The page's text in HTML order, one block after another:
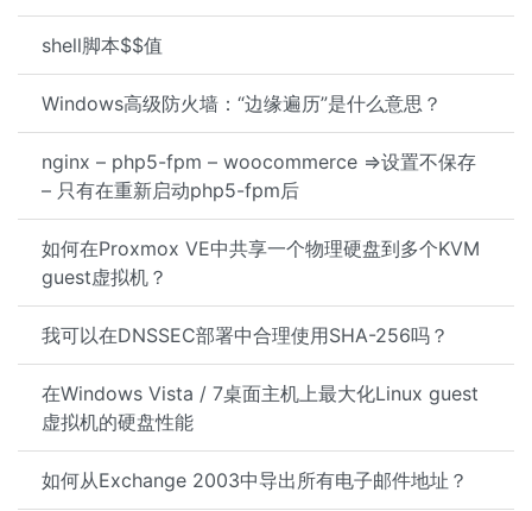
shell脚本$$值
Windows高级防火墙：“边缘遍历”是什么意思？
nginx – php5-fpm – woocommerce =>设置不保存
– 只有在重新启动php5-fpm后
如何在Proxmox VE中共享一个物理硬盘到多个KVM
guest虚拟机？
我可以在DNSSEC部署中合理使用SHA-256吗？
在Windows Vista / 7桌面主机上最大化Linux guest
虚拟机的硬盘性能
如何从Exchange 2003中导出所有电子邮件地址？